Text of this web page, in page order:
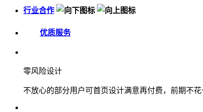
行业合作
优质服务
零风险设计
不放心的部分用户可首页设计满意再付费，前期不